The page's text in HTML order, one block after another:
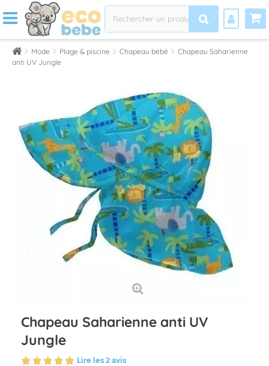
Mode Plage & piscine Chapeau bébé
Chapeau Saharienne
anti UV Jungle
Chapeau Saharienne anti UV
Jungle
Lire les 2 avis